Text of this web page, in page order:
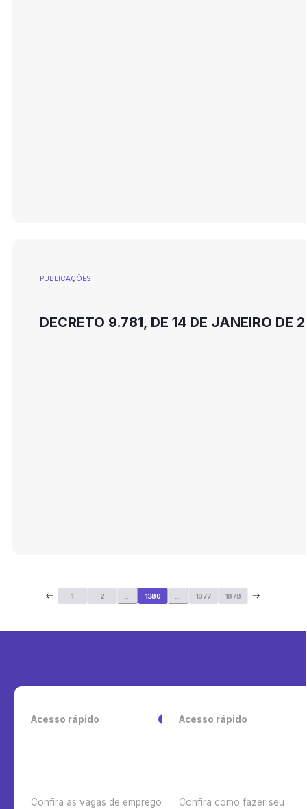
PUBLICAÇÕES
DECRETO 9.781, DE 14 DE JANEIRO DE
1 2 1380 1877 1878
Acesso rápido
Confira as vagas de emprego
Acesso rápido
Confira como fazer seu